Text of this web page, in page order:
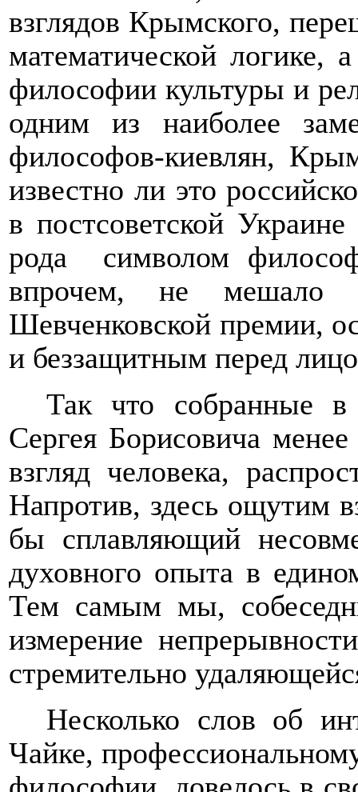
взглядов Крымского,
математической логике,
философии культуры и
одним из наиболее
философов-киевлян,
известно ли это
в постсоветской
рода
символом
впрочем, не мешало
Шевченковской премии,
и беззащитным перед
Так что собранные в
Сергея Борисовича
взгляд человека,
Напротив, здесь ощутим
бы сплавляющий
духовного опыта в
Тем самым мы,
измерение
стремительно
Несколько слов об
Чайке,